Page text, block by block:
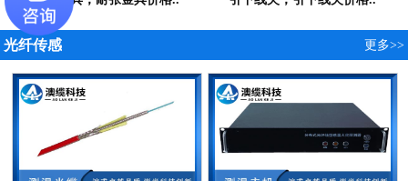
光纤传感 更多>>